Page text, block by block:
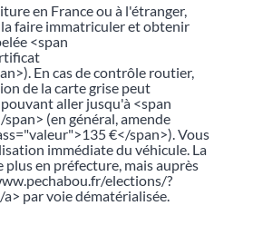
en France ou à l'étranger,
faire immatriculer et obtenir
<span
En cas de contrôle routier,
de la carte grise peut
aller jusqu'à <span
(en général, amende
€</span>). Vous
immédiate du véhicule. La
plus en préfecture, mais auprès
elections/?
par voie dématérialisée.